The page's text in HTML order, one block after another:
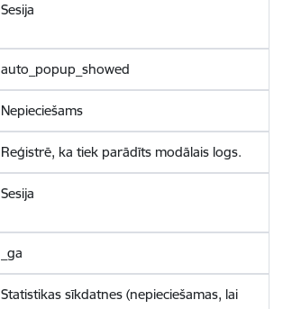
Sesija
auto_popup_showed
Nepieciešams
Reģistrē, ka tiek parādīts modālais logs.
Sesija
_ga
Statistikas sīkdatnes (nepieciešamas, lai